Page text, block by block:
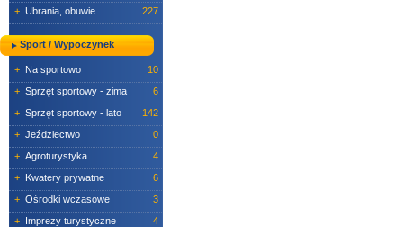
+ Ubrania, obuwie 227
Sport / Wypoczynek
+ Na sportowo
10
+ Sprzęt sportowy - zima
6
+ Sprzęt sportowy - lato
142
+ Jeździectwo
0
+ Agroturystyka
4
+ Kwatery prywatne
6
+ Ośrodki wczasowe
3
+ Imprezy turystyczne
4